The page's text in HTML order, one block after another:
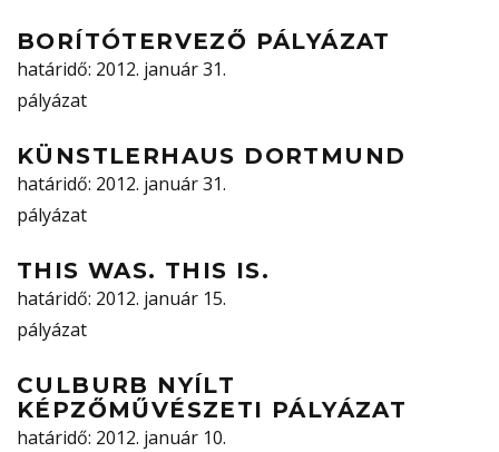
BORÍTÓTERVEZŐ PÁLYÁZAT
határidő: 2012. január 31.
pályázat
KÜNSTLERHAUS DORTMUND
határidő: 2012. január 31.
pályázat
THIS WAS. THIS IS.
határidő: 2012. január 15.
pályázat
CULBURB NYÍLT
KÉPZŐMŰVÉSZETI PÁLYÁZAT
határidő: 2012. január 10.